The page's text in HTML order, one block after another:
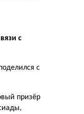
с
с
призёр